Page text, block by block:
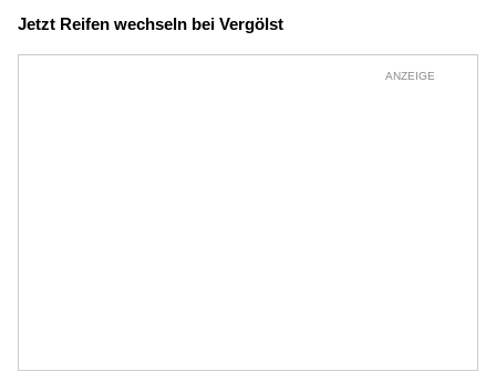
Jetzt Reifen wechseln bei Vergölst
ANZEIGE